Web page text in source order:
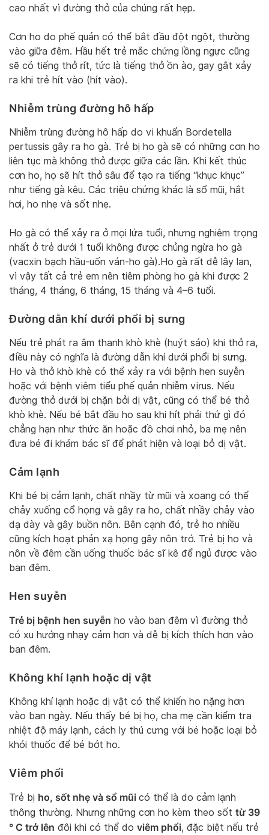
cao nhất vì đường thở của chúng rất hẹp.
Cơn ho do phế quản có thể bắt đầu đột ngột, thường
vào giữa đêm. Hầu hết trẻ mắc chứng lồng ngực cũng
sẽ có tiếng thở rít, tức là tiếng thở ồn ào, gay gắt xảy
ra khi trẻ hít vào (hít vào).
Nhiễm trùng đường hô hấp
Nhiễm trùng đường hô hấp do vi khuẩn Bordetella
pertussis gây ra ho gà. Trẻ bị ho gà sẽ có những cơn ho
liên tục mà không thở được giữa các lần. Khi kết thúc
cơn ho, họ sẽ hít thở sâu để tạo ra tiếng “khục khục”
như tiếng gà kêu. Các triệu chứng khác là sổ mũi, hắt
hơi, ho nhẹ và sốt nhẹ.
Ho gà có thể xảy ra ở mọi lứa tuổi, nhưng nghiêm trọng
nhất ở trẻ dưới 1 tuổi không được chủng ngừa ho gà
(vacxin bạch hầu-uốn ván-ho gà).Ho gà rất dễ lây lan,
vì vậy tất cả trẻ em nên tiêm phòng ho gà khi được 2
tháng, 4 tháng, 6 tháng, 15 tháng và 4–6 tuổi.
Đường dẫn khí dưới phổi bị sưng
Nếu trẻ phát ra âm thanh khò khè (huýt sáo) khi thở ra,
điều này có nghĩa là đường dẫn khí dưới phổi bị sưng.
Ho và thở khò khè có thể xảy ra với bệnh hen suyễn
hoặc với bệnh viêm tiểu phế quản nhiễm virus. Nếu
đường thở dưới bị chặn bởi dị vật, cũng có thể bé thở
khò khè. Nếu bé bắt đầu ho sau khi hít phải thứ gì đó
chẳng hạn như thức ăn hoặc đồ chơi nhỏ, ba mẹ nên
đưa bé đi khám bác sĩ để phát hiện và loại bỏ dị vật.
Cảm lạnh
Khi bé bị cảm lạnh, chất nhầy từ mũi và xoang có thể
chảy xuống cổ họng và gây ra ho, chất nhầy chảy vào
dạ dày và gây buồn nôn. Bên cạnh đó, trẻ ho nhiều
cũng kích hoạt phản xạ họng gây nôn trớ. Trẻ bị ho và
nôn về đêm cần uống thuốc bác sĩ kê để ngủ được vào
ban đêm.
Hen suyễn
Trẻ bị bệnh hen suyễn ho vào ban đêm vì đường thở
có xu hướng nhạy cảm hơn và dễ bị kích thích hơn vào
ban đêm.
Không khí lạnh hoặc dị vật
Không khí lạnh hoặc dị vật có thể khiến ho nặng hơn
vào ban ngày. Nếu thấy bé bị họ, cha mẹ cần kiểm tra
nhiệt độ máy lạnh, cách ly thú cưng với bé hoặc loại bỏ
khói thuốc để bé bớt ho.
Viêm phổi
Trẻ bị ho, sốt nhẹ và sổ mũi có thể là do cảm lạnh
thông thường. Nhưng những cơn ho kèm theo sốt từ 39
° C trở lên đôi khi có thể do viêm phổi, đặc biệt nếu trẻ